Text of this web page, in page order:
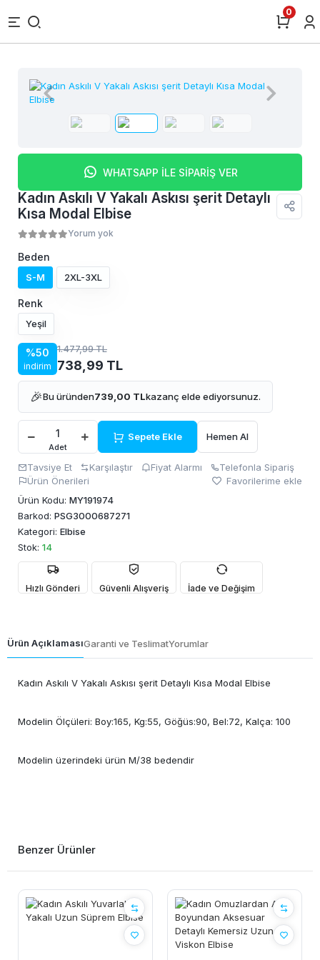
0
WHATSAPP İLE SİPARİŞ VER
Kadın Askılı V Yakalı Askısı şerit Detaylı
Kısa Modal Elbise
Yorum yok
Beden
S-M 2XL-3XL
Renk
Yeşil
%50
indirim
1.477,99 TL
738,99 TL
🎉Bu üründen739,00 TLkazanç elde ediyorsunuz.
Adet
Sepete Ekle Hemen Al
Tavsiye Et Karşılaştır Fiyat Alarmı
Telefonla Sipariş
Ürün Önerileri
Favorilerime ekle
Ürün Kodu: MY191974
Barkod: PSG3000687271
Kategori: Elbise
Stok: 14
Hızlı Gönderi Güvenli Alışveriş İade ve Değişim
Ürün AçıklamasıGaranti ve TeslimatYorumlar
Kadın Askılı V Yakalı Askısı şerit Detaylı Kısa Modal Elbise
Modelin Ölçüleri: Boy:165, Kg:55, Göğüs:90, Bel:72, Kalça: 100
Modelin üzerindeki ürün M/38 bedendir
Benzer Ürünler